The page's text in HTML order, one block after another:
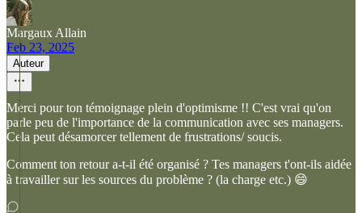
Margaux Allain
Feb 23, 2025
Auteur
Merci pour ton témoignage plein d'optimisme !! C'est vrai qu'on
parle peu de l'importance de la communication avec ses managers.
Cela peut désamorcer tellement de frustrations/ soucis.
Comment ton retour a-t-il été organisé ? Tes managers t'ont-ils aidée
à travailler sur les sources du problème ? (la charge etc.) 😄